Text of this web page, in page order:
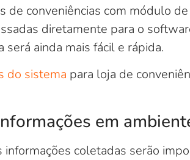
de conveniências com módulo
diretamente para o
ainda mais fácil e rápida.
do sistema para loja de
em
informações coletadas serão